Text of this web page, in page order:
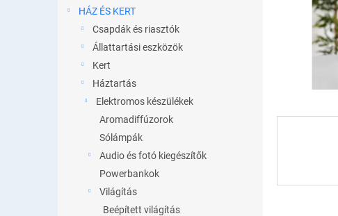
HÁZ ÉS KERT
Csapdák és riasztók
Állattartási eszközök
Kert
Háztartás
Elektromos készülékek
Aromadiffúzorok
Sólámpák
Audio és fotó kiegészítők
Powerbankok
Világítás
Beépített világítás